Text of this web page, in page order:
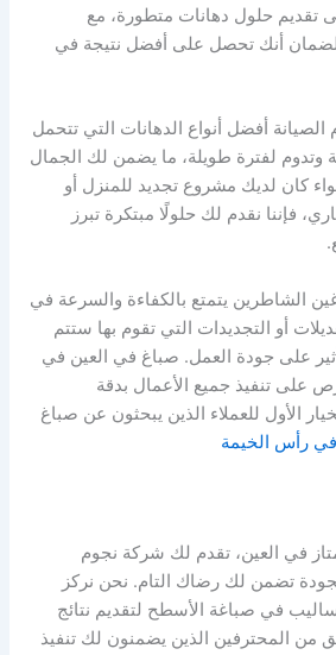
تقديم حلول دهانات متطورة، مع
لضمان أنك تحصل على أفضل نتيجة في
أفضل أنواع الدهانات التي تتحمل
لفترة طويلة، ما يضمن لك الجمال
كان لديك مشروع تجديد للمنزل أو
فإننا نقدم لك حلولًا مبتكرة تبرز
الشاطرين يتمتع بالكفاءة والسرعة في
أو التجديدات التي تقوم بها ستتم
على جودة العمل. صباغ في العين في
على تنفيذ جميع الأعمال بدقة
الأول للعملاء الذين يبحثون عن صباغ
رأس الخيمة
في العين، تقدم لك شركة نجوم
تضمن لك رضاك التام. نحن نركز
في صباغة الأسطح لتقديم نتائج
من المحترفين الذين يضمنون لك تنفيذ